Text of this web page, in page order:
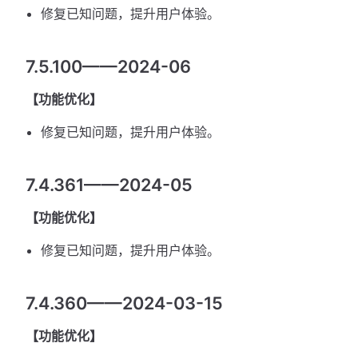
修复已知问题，提升用户体验。
7.5.100——2024-06
【功能优化】
修复已知问题，提升用户体验。
7.4.361——2024-05
【功能优化】
修复已知问题，提升用户体验。
7.4.360——2024-03-15
【功能优化】